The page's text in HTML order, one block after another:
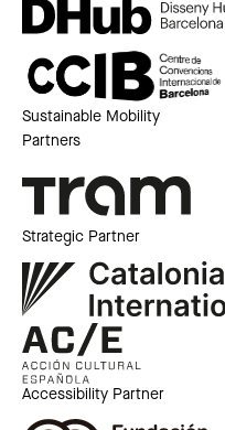
Sustainable Mobility
Partners
Strategic Partner
Accessibility Partner